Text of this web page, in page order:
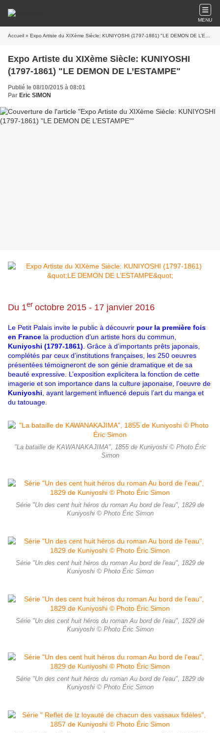
MENU
Accueil » Expo Artiste du XIXème Siècle: KUNIYOSHI (1797-1861) "LE DEMON DE L’ESTAMPE"
Expo Artiste du XIXème Siècle: KUNIYOSHI
(1797-1861) "LE DEMON DE L’ESTAMPE"
Publié le 08/10/2015 à 08:01
Par Eric SIMON
Du 1er octobre 2015 - 17 janvier 2016
Le Petit Palais invite le public à découvrir pour la première fois
en France la production d’un artiste hors du commun,
Kuniyoshi (1797-1861) . Grâce à d’importants prêts japonais,
complétés par ceux d’institutions françaises, les 250 oeuvres
présentées témoigneront de son génie dramatique et de sa
beauté expressive. L’exposition explicitera la fonction de cette
imagerie et son importance dans la culture japonaise, l’oeuvre de
Kuniyoshi , ayant largement influencé depuis l’art du manga et
du tatouage.
"La bataille de KAWANAKAJIMA", 1855 de Kuniyoshi © Photo Éric
Simon
Série "Un des cent huit héros du roman Au bord de l'eau", 1829 de
Kuniyoshi © Photo Éric Simon
Série "Un des cent huit héros du roman Au bord de l'eau", 1829 de
Kuniyoshi © Photo Éric Simon
Série "Un des cent huit héros du roman Au bord de l'eau", 1829 de
Kuniyoshi © Photo Éric Simon
Série "Un des cent huit héros du roman Au bord de l'eau", 1829 de
Kuniyoshi © Photo Éric Simon